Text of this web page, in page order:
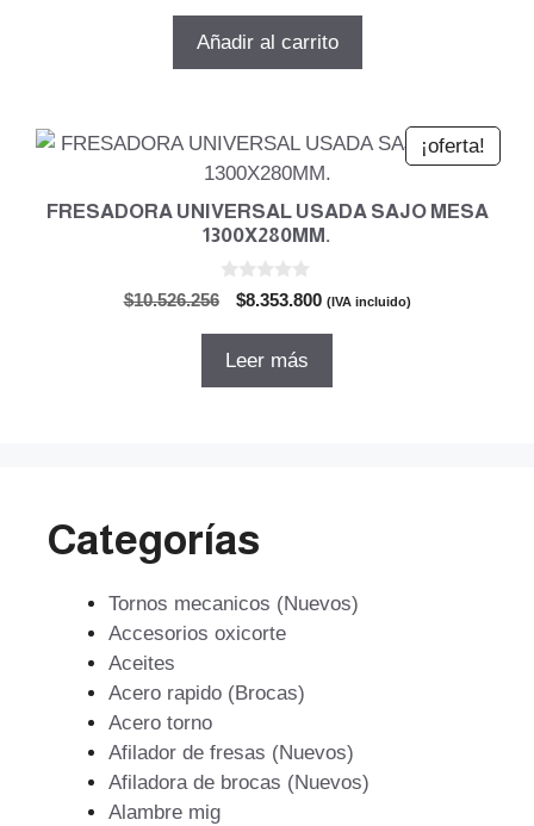
original
Añadir al carrito
¡oferta!
FRESADORA UNIVERSAL USADA SAJO MESA
1300X280MM.
$10.526.256
El
original
$8.353.800El(IVA incluido)
Leer más
Categorías
Tornos mecanicos (Nuevos)
Accesorios oxicorte
Aceites
Acero rapido (Brocas)
Acero torno
Afilador de fresas (Nuevos)
Afiladora de brocas (Nuevos)
Alambre mig